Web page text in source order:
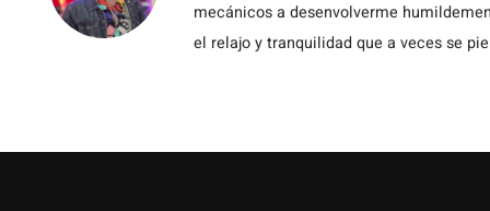
mecánicos a desenvolverme
el relajo y tranquilidad que a veces se